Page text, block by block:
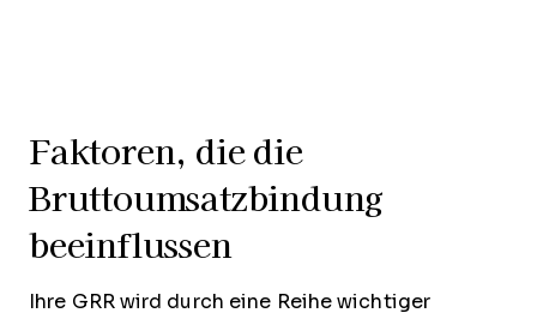
Faktoren, die die
Bruttoumsatzbindung
beeinflussen
Ihre GRR wird durch eine Reihe wichtiger